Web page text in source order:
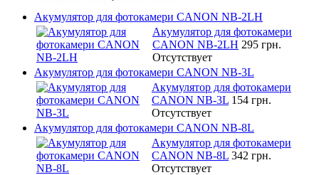
Акумулятор для фотокамери CANON NB-2LH
Акумулятор для фотокамери
CANON NB-2LH 295 грн.
Отсутствует
Акумулятор для фотокамери CANON NB-3L
Акумулятор для фотокамери
CANON NB-3L 154 грн.
Отсутствует
Акумулятор для фотокамери CANON NB-8L
Акумулятор для фотокамери
CANON NB-8L 342 грн.
Отсутствует